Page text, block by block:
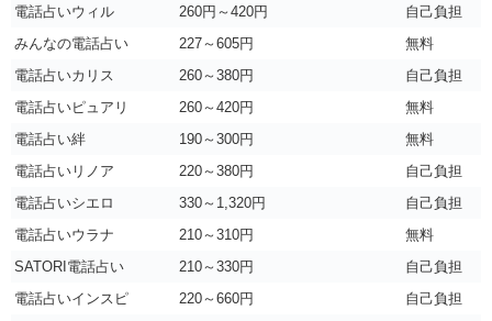
電話占いウィル
260円～420円
自己負担
みんなの電話占い
227～605円
無料
電話占いカリス
260～380円
自己負担
電話占いピュアリ
260～420円
無料
電話占い絆
190～300円
無料
電話占いリノア
220～380円
自己負担
電話占いシエロ
330～1,320円
自己負担
電話占いウラナ
210～310円
無料
SATORI電話占い
210～330円
自己負担
電話占いインスピ
220～660円
自己負担